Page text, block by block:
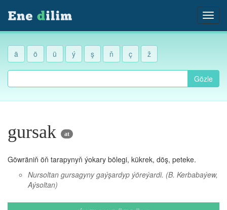
ä ö ü ý ş ň ç ž
Gözle
gursak at
Göwräniň öň tarapynyň ýokary bölegi, kükrek, döş, peteke.
Nursoltan gursagyny gaýşardyp ýöreýardi. (B. Kerbabaýew,
Aýsoltan)